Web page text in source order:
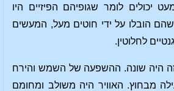
יכולים לומר שגופיהם הפיזיים היו
שהם הובלו על ידי חוטים מעל, המעשים
לחלוטין.
זה היה שונה. ההשפעה של השמש והירח
מבחוץ. האוויר היה משולב ומחומם